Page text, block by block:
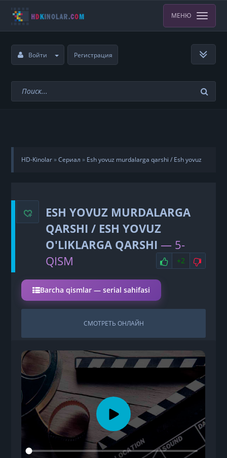
МЕНЮ
Войти Регистрация
HD-Kinolar»Сериал » Esh yovuz murdalarga qarshi / Esh yovuz
ESH YOVUZ MURDALARGA
QARSHI / ESH YOVUZ
O'LIKLARGA QARSHI — 5-
QISM
НРАВИТСЯ
+2 НЕ
Barcha qismlar — serial sahifasi
СМОТРЕТЬ ОНЛАЙН